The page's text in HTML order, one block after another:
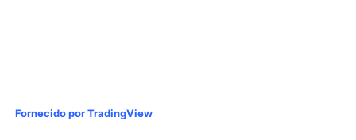
Fornecido por TradingView